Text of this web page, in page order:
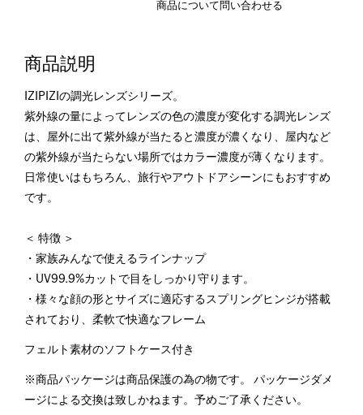
商品について問い合わせる
商品説明
IZIPIZIの調光レンズシリーズ。
紫外線の量によってレンズの色の濃度が変化する調光レンズ
は、屋外に出て紫外線が当たると濃度が濃くなり、屋内など
の紫外線が当たらない場所ではカラー濃度が薄くなります。
日常使いはもちろん、旅行やアウトドアシーンにもおすすめ
です。
＜ 特徴 ＞
・家族みんなで使えるラインナップ
・UV99.9%カットで目をしっかり守ります。
・様々な顔の形とサイズに適応するスプリングヒンジが搭載
されており、柔軟で快適なフレーム
フェルト素材のソフトケース付き
※商品パッケージは商品保護の為の物です。 パッケージダメ
ージによる交換は致しかねます。予めご了承ください。